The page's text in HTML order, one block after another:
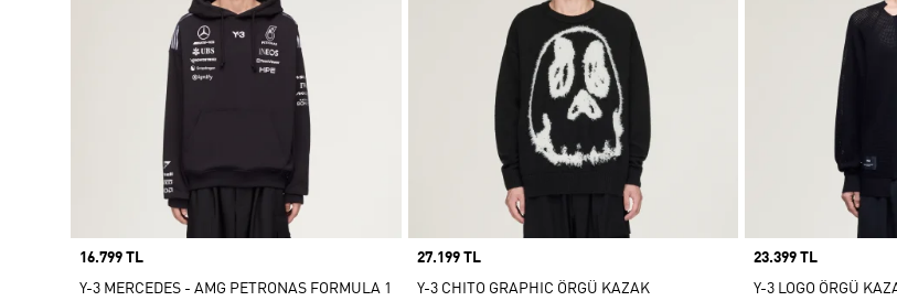
Price
16.799 TL
Y-3 MERCEDES - AMG PETRONAS FORMULA 1
Price
27.199 TL
Y-3 CHITO GRAPHIC ÖRGÜ KAZAK
Price
23.399 TL
Y-3 LOGO ÖRGÜ